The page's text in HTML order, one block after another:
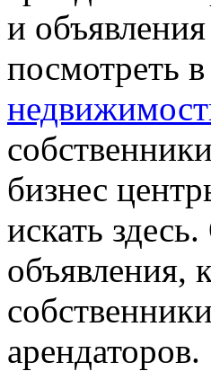
и
посмотреть
бизнес
искать
объявления,
арендаторов.